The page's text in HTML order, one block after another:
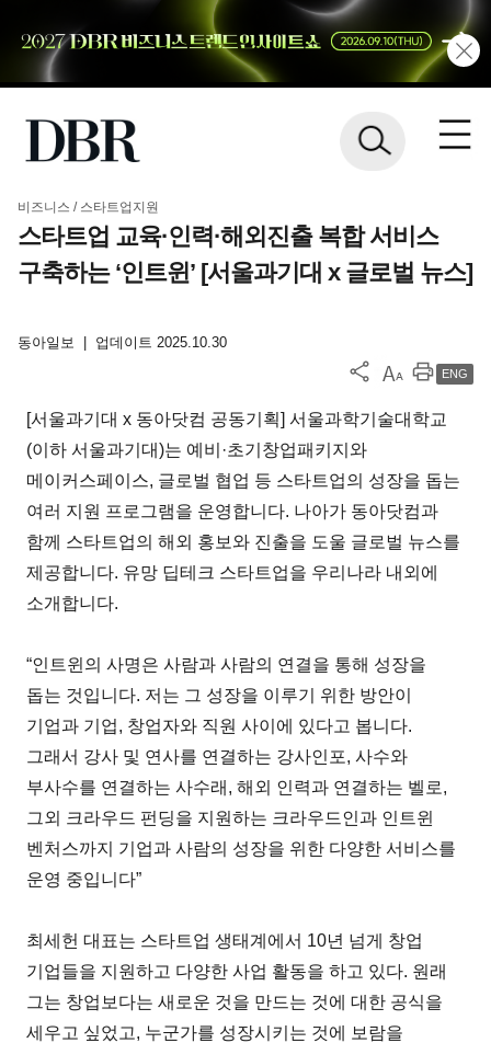
비즈니스 / 스타트업지원
스타트업 교육·인력·해외진출 복합 서비스
구축하는 ‘인트윈’ [서울과기대 x 글로벌 뉴스]
동아일보 업데이트 2025.10.30
ENG
[서울과기대 x 동아닷컴 공동기획] 서울과학기술대학교
(이하 서울과기대)는 예비·초기창업패키지와
메이커스페이스, 글로벌 협업 등 스타트업의 성장을 돕는
여러 지원 프로그램을 운영합니다. 나아가 동아닷컴과
함께 스타트업의 해외 홍보와 진출을 도울 글로벌 뉴스를
제공합니다. 유망 딥테크 스타트업을 우리나라 내외에
소개합니다.
“인트윈의 사명은 사람과 사람의 연결을 통해 성장을
돕는 것입니다. 저는 그 성장을 이루기 위한 방안이
기업과 기업, 창업자와 직원 사이에 있다고 봅니다.
그래서 강사 및 연사를 연결하는 강사인포, 사수와
부사수를 연결하는 사수래, 해외 인력과 연결하는 벨로,
그외 크라우드 펀딩을 지원하는 크라우드인과 인트윈
벤처스까지 기업과 사람의 성장을 위한 다양한 서비스를
운영 중입니다”
최세헌 대표는 스타트업 생태계에서 10년 넘게 창업
기업들을 지원하고 다양한 사업 활동을 하고 있다. 원래
그는 창업보다는 새로운 것을 만드는 것에 대한 공식을
세우고 싶었고, 누군가를 성장시키는 것에 보람을